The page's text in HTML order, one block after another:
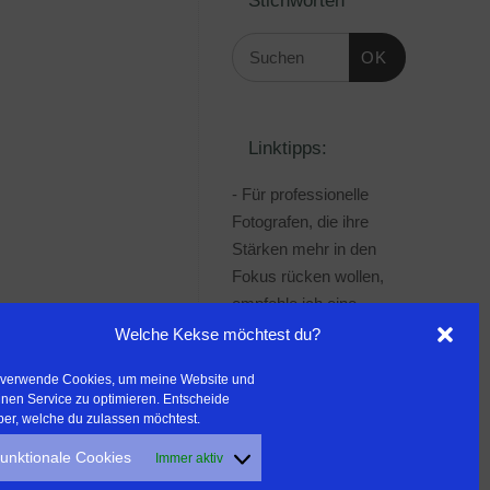
Welche Kekse möchtest du?
verwende Cookies, um meine Website und
Service zu optimieren. Entscheide
welche du zulassen möchtest.
Cookies Immer aktiv
OK
Linktipps:
- Für professionelle
Fotografen, die ihre
Stärken mehr in den
Fokus rücken wollen,
empfehle ich eine
Beratung durch Frau
Wanderfreak.de